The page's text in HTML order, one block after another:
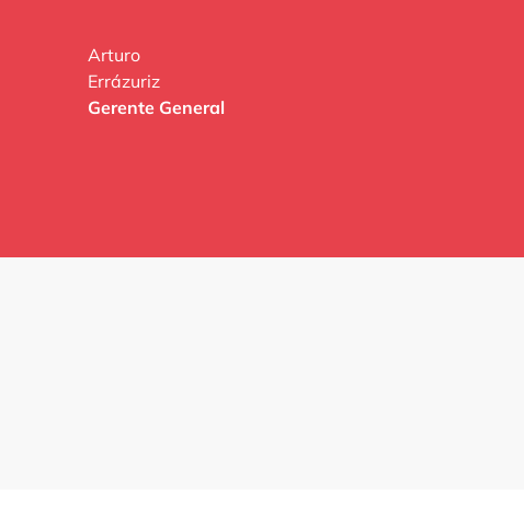
Arturo
Errázuriz
Gerente General